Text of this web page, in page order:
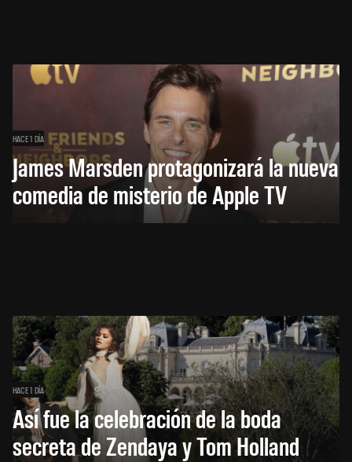
HACE 1 DÍA
James Marsden protagonizará la nueva
comedia de misterio de Apple TV
HACE 1 DÍA
Así fue la celebración de la boda
secreta de Zendaya y Tom Holland